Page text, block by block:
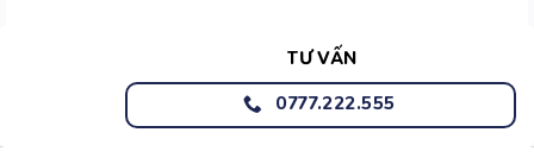
TƯ VẤN
0777.222.555